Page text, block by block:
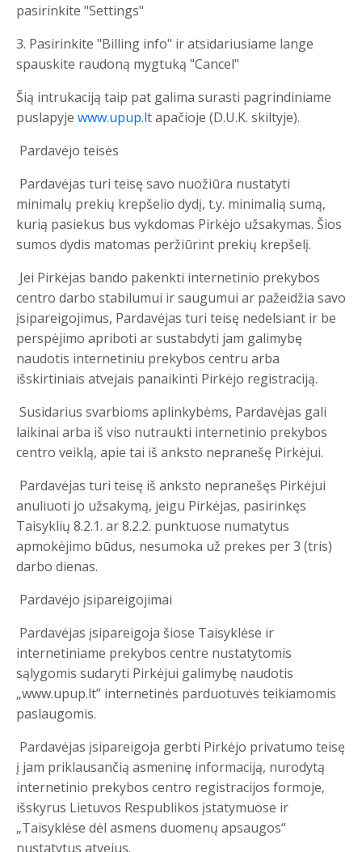
pasirinkite "Settings"
3. Pasirinkite "Billing info" ir atsidariusiame lange
spauskite raudoną mygtuką "Cancel"
Šią intrukaciją taip pat galima surasti pagrindiniame
puslapyje www.upup.lt apačioje (D.U.K. skiltyje).
Pardavėjo teisės
Pardavėjas turi teisę savo nuožiūra nustatyti
minimalų prekių krepšelio dydį, t.y. minimalią sumą,
kurią pasiekus bus vykdomas Pirkėjo užsakymas. Šios
sumos dydis matomas peržiūrint prekių krepšelį.
Jei Pirkėjas bando pakenkti internetinio prekybos
centro darbo stabilumui ir saugumui ar pažeidžia savo
įsipareigojimus, Pardavėjas turi teisę nedelsiant ir be
perspėjimo apriboti ar sustabdyti jam galimybę
naudotis internetiniu prekybos centru arba
išskirtiniais atvejais panaikinti Pirkėjo registraciją.
Susidarius svarbioms aplinkybėms, Pardavėjas gali
laikinai arba iš viso nutraukti internetinio prekybos
centro veiklą, apie tai iš anksto nepranešę Pirkėjui.
Pardavėjas turi teisę iš anksto nepranešęs Pirkėjui
anuliuoti jo užsakymą, jeigu Pirkėjas, pasirinkęs
Taisyklių 8.2.1. ar 8.2.2. punktuose numatytus
apmokėjimo būdus, nesumoka už prekes per 3 (tris)
darbo dienas.
Pardavėjo įsipareigojimai
Pardavėjas įsipareigoja šiose Taisyklėse ir
internetiniame prekybos centre nustatytomis
sąlygomis sudaryti Pirkėjui galimybę naudotis
„www.upup.lt” internetinės parduotuvės teikiamomis
paslaugomis.
Pardavėjas įsipareigoja gerbti Pirkėjo privatumo teisę
į jam priklausančią asmeninę informaciją, nurodytą
internetinio prekybos centro registracijos formoje,
išskyrus Lietuvos Respublikos įstatymuose ir
„Taisyklėse dėl asmens duomenų apsaugos“
nustatytus atvejus.